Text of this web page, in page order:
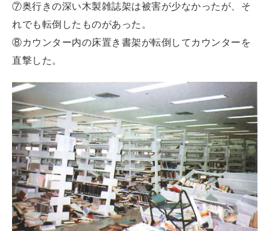
⑦奥行きの深い木製雑誌架は被害が少なかったが、そ
れでも転倒したものがあった。
⑧カウンター内の床置き書架が転倒してカウンターを
直撃した。